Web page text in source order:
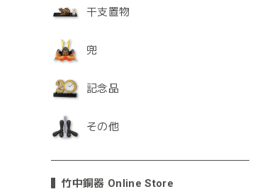
干支置物
兜
記念品
その他
竹中銅器 Online Store